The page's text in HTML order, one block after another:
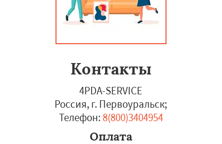
Контакты
4PDA-SERVICE
Россия, г. Первоуральск;
Телефон: 8(800)3404954
Оплата